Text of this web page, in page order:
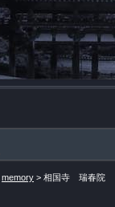
memory > 相国寺 瑞春院